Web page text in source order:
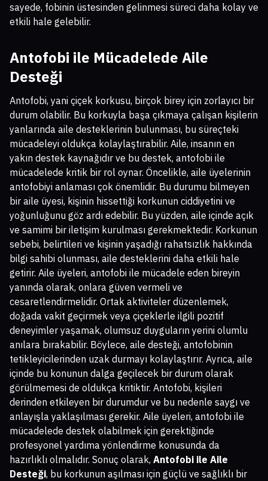
sayede, fobinin üstesinden gelinmesi süreci daha kolay ve
etkili hale gelebilir.
Antofobi ile Mücadelede Aile
Desteği
Antofobi, yani çiçek korkusu, birçok birey için zorlayıcı bir
durum olabilir. Bu korkuyla başa çıkmaya çalışan kişilerin
yanlarında aile desteklerinin bulunması, bu süreçteki
mücadeleyi oldukça kolaylaştırabilir. Aile, insanın en
yakın destek kaynağıdır ve bu destek, antofobi ile
mücadelede kritik bir rol oynar. Öncelikle, aile üyelerinin
antofobiyi anlaması çok önemlidir. Bu durumu bilmeyen
bir aile üyesi, kişinin hissettiği korkunun ciddiyetini ve
yoğunluğunu göz ardı edebilir. Bu yüzden, aile içinde açık
ve samimi bir iletişim kurulması gerekmektedir. Korkunun
sebebi, belirtileri ve kişinin yaşadığı rahatsızlık hakkında
bilgi sahibi olunması, aile desteklerini daha etkili hale
getirir. Aile üyeleri, antofobi ile mücadele eden bireyin
yanında olarak, onlara güven vermeli ve
cesaretlendirmelidir. Ortak aktiviteler düzenlemek,
doğada vakit geçirmek veya çiçeklerle ilgili pozitif
deneyimler yaşamak, olumsuz duyguların yerini olumlu
anılara bırakabilir. Böylece, aile desteği, antofobinin
tetikleyicilerinden uzak durmayı kolaylaştırır. Ayrıca, aile
içinde bu konunun dalga geçilecek bir durum olarak
görülmemesi de oldukça kritiktir. Antofobi, kişileri
derinden etkileyen bir durumdur ve bu nedenle saygı ve
anlayışla yaklaşılması gerekir. Aile üyeleri, antofobi ile
mücadelede destek olabilmek için gerektiğinde
profesyonel yardıma yönlendirme konusunda da
hazırlıklı olmalıdır. Sonuç olarak, Antofobi ile Aile
Desteği, bu korkunun aşılması için güçlü ve sağlıklı bir